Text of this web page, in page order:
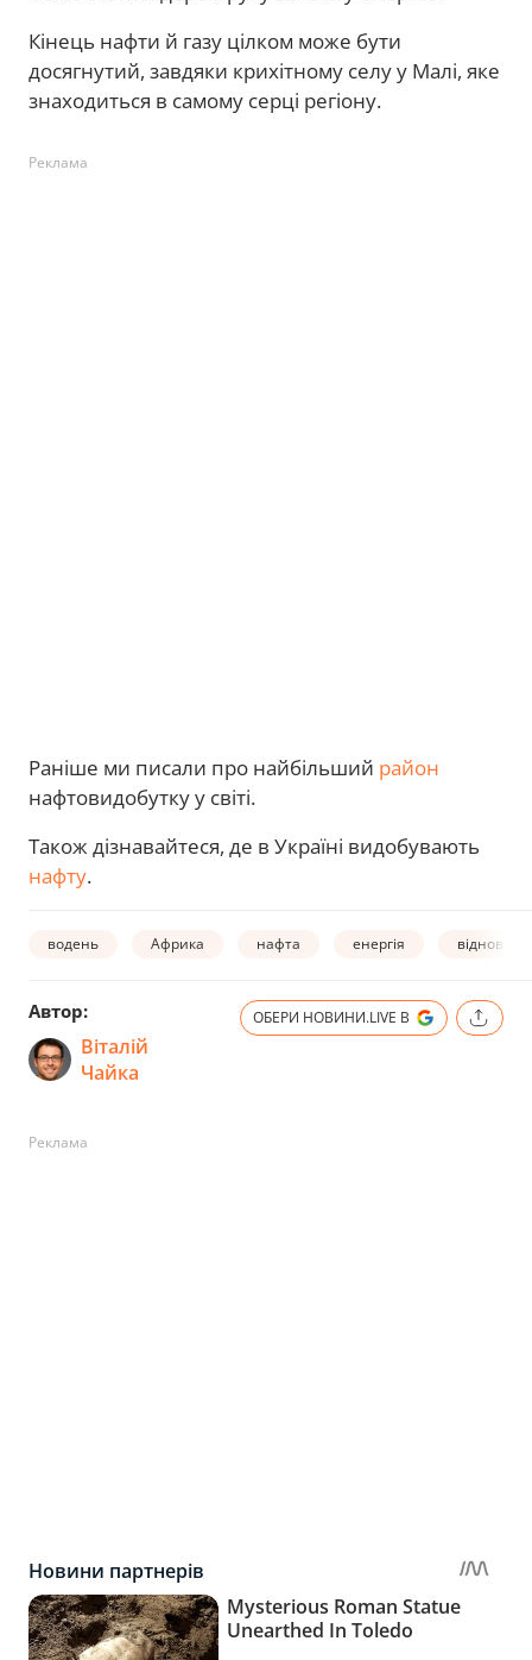
Кінець нафти й газу цілком може бути
досягнутий, завдяки крихітному селу у Малі, яке
знаходиться в самому серці регіону.
Реклама
Раніше ми писали про найбільший район
нафтовидобутку у світі.
Також дізнавайтеся, де в Україні видобувають
нафту.
водень Африка нафта енергія
Автор:
Віталій
Чайка
ОБЕРИ НОВИНИ.LIVE В
Реклама